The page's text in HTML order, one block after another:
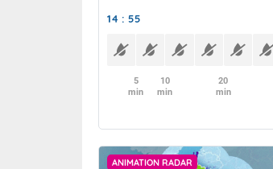
14 : 55
5
min
10
min
20
min
ANIMATION RADAR